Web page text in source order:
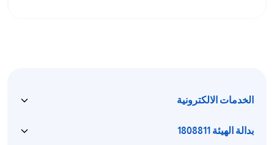
الخدمات الالكترونية
بدالة الهيئة 1808811